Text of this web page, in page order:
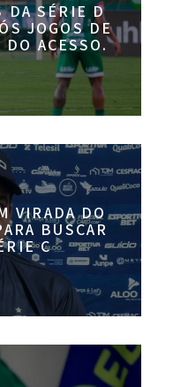
DA SÉRIE D
JOGOS DE
ACESSO.
VIRADA DO
BUSCAR
C